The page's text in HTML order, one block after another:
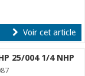
Voir cet article
25/004 1/4 NHP